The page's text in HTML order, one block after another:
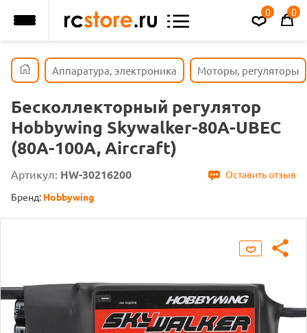
0 0
Аппаратура, электроника Моторы, регуляторы
Бесколлекторный регулятор
Hobbywing Skywalker-80A-UBEC
(80A-100A, Aircraft)
Артикул: HW-30216200
Оставить отзыв
Бренд: Hobbywing